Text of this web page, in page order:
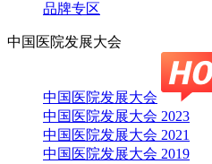
品牌专区
中国医院发展大会
中国医院发展大会
中国医院发展大会 2023
中国医院发展大会 2021
中国医院发展大会 2019